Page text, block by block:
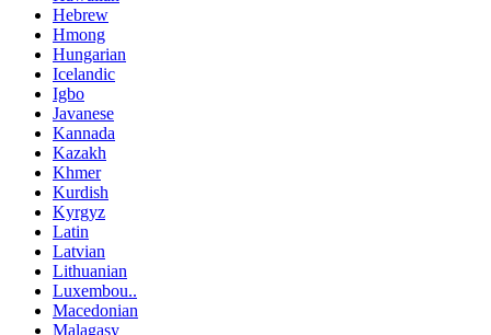
Hebrew
Hmong
Hungarian
Icelandic
Igbo
Javanese
Kannada
Kazakh
Khmer
Kurdish
Kyrgyz
Latin
Latvian
Lithuanian
Luxembou..
Macedonian
Malagasy